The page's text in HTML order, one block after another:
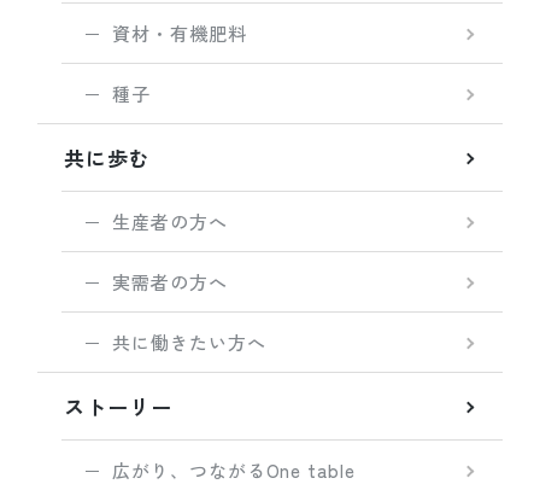
資材・有機肥料
種子
共に歩む
生産者の方へ
実需者の方へ
共に働きたい方へ
ストーリー
広がり、つながるOne table